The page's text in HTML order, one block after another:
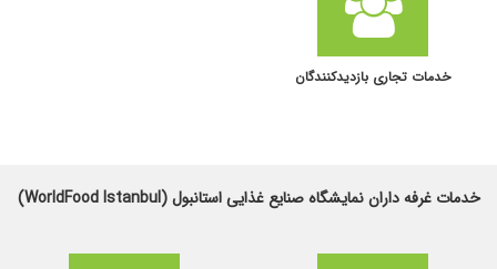
خدمات تجاری بازدیدکنندگان
خدمات غرفه داران نمایشگاه صنایع غذایی استانبول (WorldFood Istanbul)